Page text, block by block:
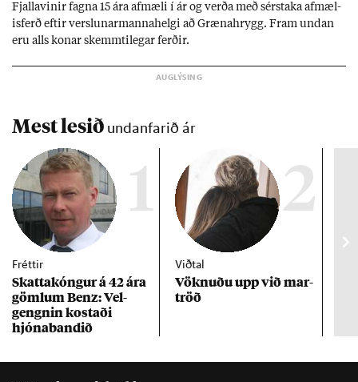
Fjalla­vin­ir fagna 15 ára af­mæli í ár og verða með sér­staka af­mæl­
is­ferð eft­ir versl­un­ar­manna­helgi að Græna­hrygg. Fram und­an
eru alls kon­ar skemmti­leg­ar ferð­ir.
Mest lesið undanfarið ár
1
Fréttir
Skattakóng­ur á 42 ára
göml­um Benz: Vel­
gengn­in kostaði
hjóna­band­ið
2
Viðtal
Vökn­uðu upp við mar­
tröð